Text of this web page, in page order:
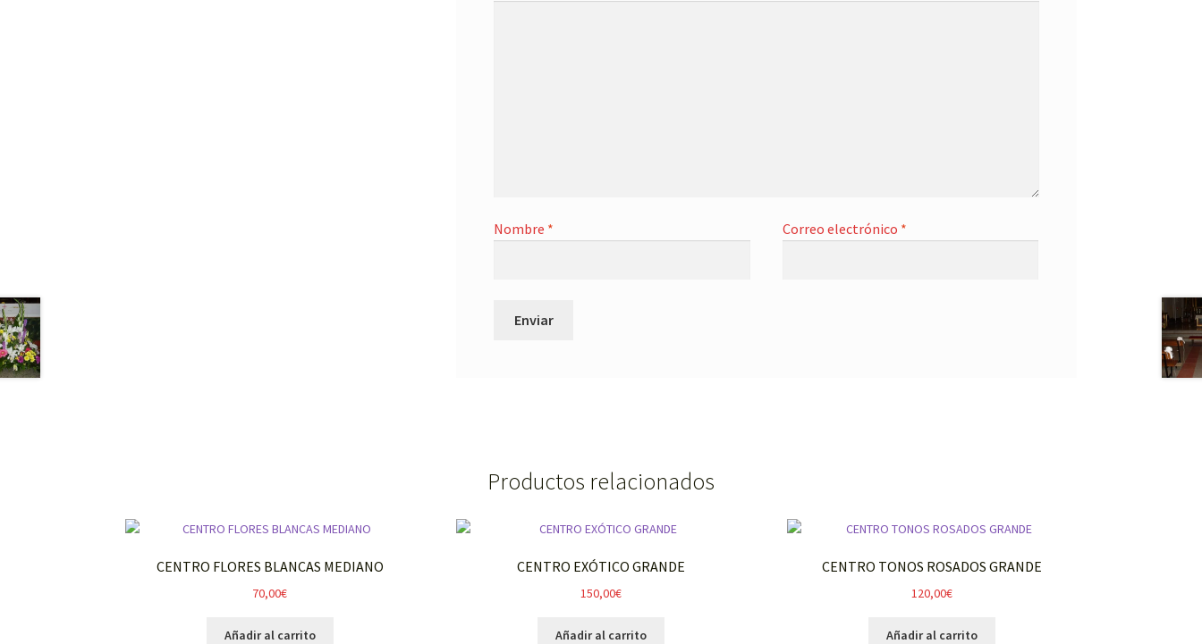
Nombre * Correo electrónico *
Productos relacionados
CENTRO FLORES BLANCAS MEDIANO
70,00€
Añadir al carrito
CENTRO EXÓTICO GRANDE
150,00€
Añadir al carrito
CENTRO TONOS ROSADOS GRANDE
120,00€
Añadir al carrito